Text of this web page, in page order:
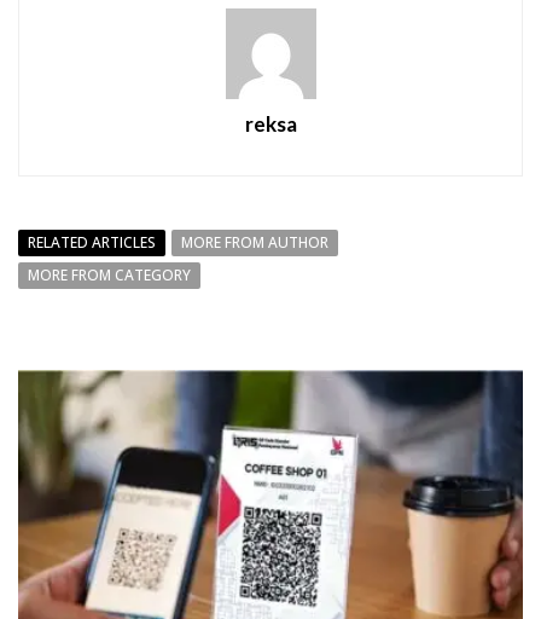
reksa
RELATED ARTICLES
MORE FROM AUTHOR
MORE FROM CATEGORY